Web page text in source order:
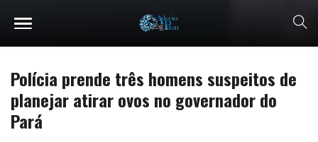
Polícia prende três homens suspeitos de
planejar atirar ovos no governador do
Pará